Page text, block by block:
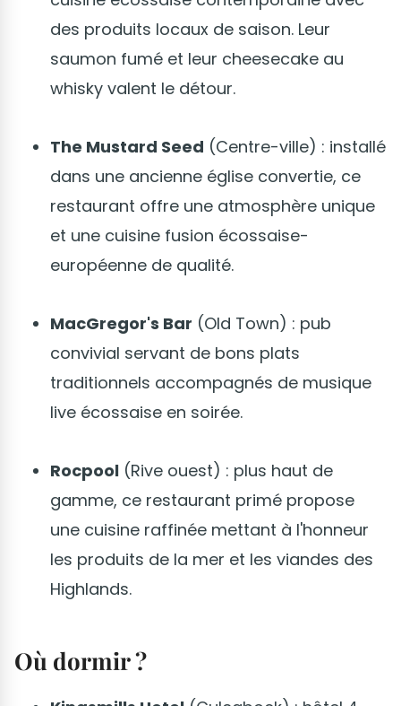
des produits locaux de saison. Leur
saumon fumé et leur cheesecake au
whisky valent le détour.
The Mustard Seed (Centre-ville) : installé
dans une ancienne église convertie, ce
restaurant offre une atmosphère unique
et une cuisine fusion écossaise-
européenne de qualité.
MacGregor's Bar (Old Town) : pub
convivial servant de bons plats
traditionnels accompagnés de musique
live écossaise en soirée.
Rocpool (Rive ouest) : plus haut de
gamme, ce restaurant primé propose
une cuisine raffinée mettant à l'honneur
les produits de la mer et les viandes des
Highlands.
Où dormir ?